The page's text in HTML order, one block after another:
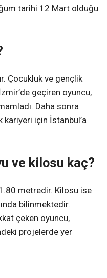
tarihi 12 Mart olduğu
Çocukluk ve gençlik
geçiren oyuncu,
Daha sonra
için İstanbul’a
ve kilosu kaç?
metredir. Kilosu ise
bilinmektedir.
çeken oyuncu,
projelerde yer